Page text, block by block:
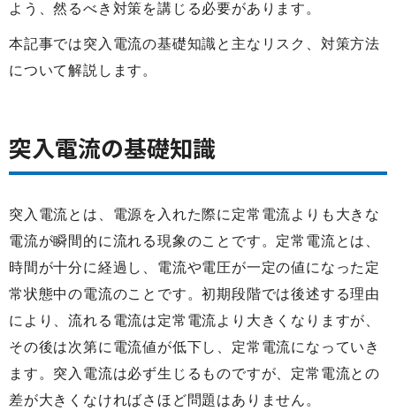
お電話からお問い合わせ
フォームからお問い合わせ
お問い合わせ
よう、然るべき対策を講じる必要があります。
本記事では突入電流の基礎知識と主なリスク、対策方法
について解説します。
突入電流の基礎知識
突入電流とは、電源を入れた際に定常電流よりも大きな
電流が瞬間的に流れる現象のことです。定常電流とは、
時間が十分に経過し、電流や電圧が一定の値になった定
常状態中の電流のことです。初期段階では後述する理由
により、流れる電流は定常電流より大きくなりますが、
その後は次第に電流値が低下し、定常電流になっていき
ます。突入電流は必ず生じるものですが、定常電流との
差が大きくなければさほど問題はありません。